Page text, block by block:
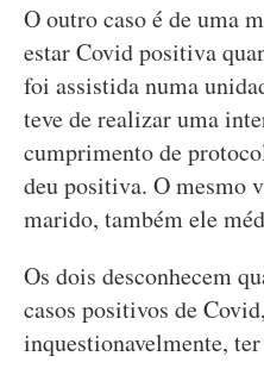
O outro caso é de uma
estar Covid positiva
foi assistida numa
teve de realizar uma
cumprimento de
deu positiva. O mesmo
marido, também ele
Os dois desconhecem
casos positivos de
inquestionavelmente,